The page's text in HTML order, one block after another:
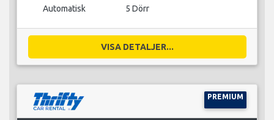
Automatisk 5 Dörr
VISA DETALJER...
PREMIUM